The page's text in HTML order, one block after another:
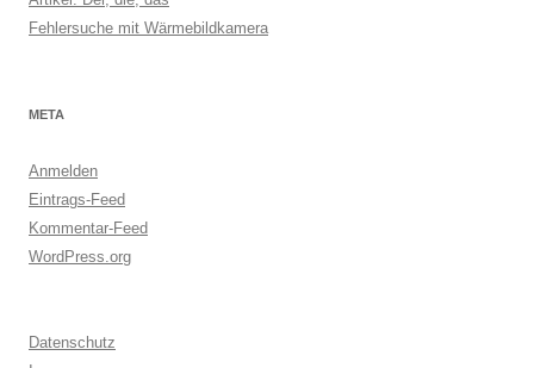
Fehlersuche mit Wärmebildkamera
META
Anmelden
Eintrags-Feed
Kommentar-Feed
WordPress.org
Datenschutz